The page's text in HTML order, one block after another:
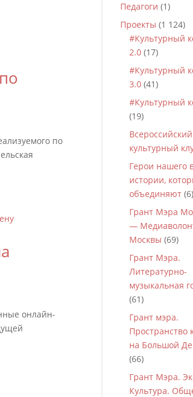
по
онлайн-
Педагоги (1)
Проекты (1 124)
#Культурный
2.0 (17)
#Культурный
3.0 (41)
#Культурный
(19)
Всероссийский
культурный
Герои нашего
истории,
объединяют (6)
Грант Мэра
—
Москвы (69)
Грант Мэра.
Литературно-
музыкальная
(61)
Грант мэра.
Пространство
на Большой
(66)
Грант Мэра.
Культура.